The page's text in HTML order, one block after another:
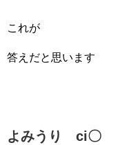
これが
答えだと思います
よみうり ci〇